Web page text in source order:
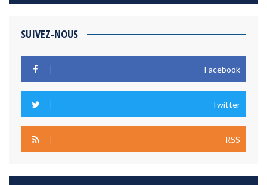
SUIVEZ-NOUS
Facebook
Twitter
RSS